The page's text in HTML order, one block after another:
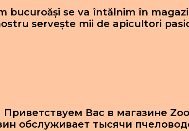
bucuroăși se va întălnim în
servește mii de apicultori
Приветствуем Вас в магазине
обслуживает тысячи